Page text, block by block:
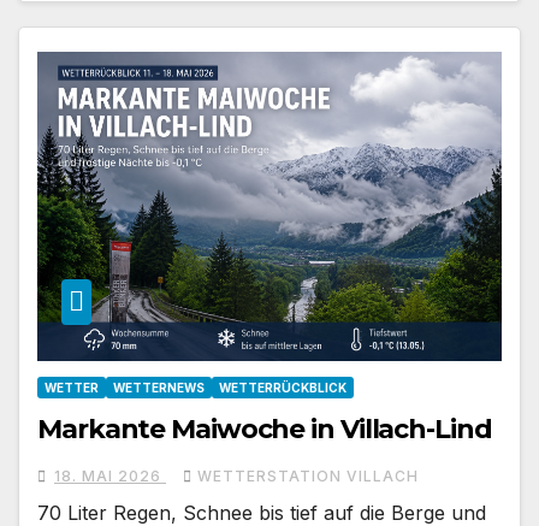
WETTER WETTERNEWS WETTERRÜCKBLICK
Markante Maiwoche in Villach-Lind
18. MAI 2026 WETTERSTATION VILLACH
70 Liter Regen, Schnee bis tief auf die Berge und